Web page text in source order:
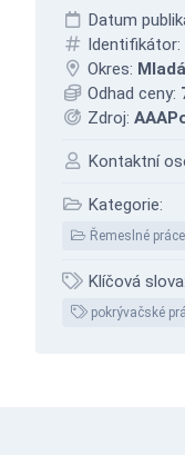
Datum
Identifikátor:
Okres:
Odhad ceny:
Zdroj:
Kontaktní
Kategorie:
Řemeslné práce
Klíčová slova:
pokrývačské